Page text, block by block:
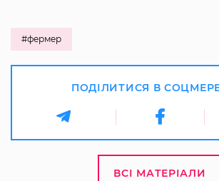
#фермер
ПОДІЛИТИСЯ В
ВСІ МАТЕРІАЛИ